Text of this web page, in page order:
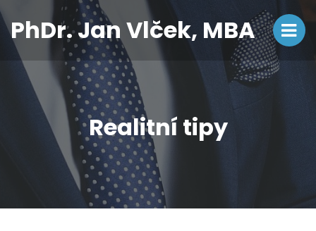
PhDr. Jan Vlček, MBA
Realitní tipy